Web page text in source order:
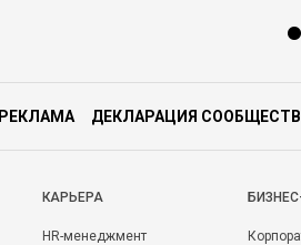
РЕКЛАМА ДЕКЛАРАЦИЯ
КАРЬЕРА
HR-менеджмент